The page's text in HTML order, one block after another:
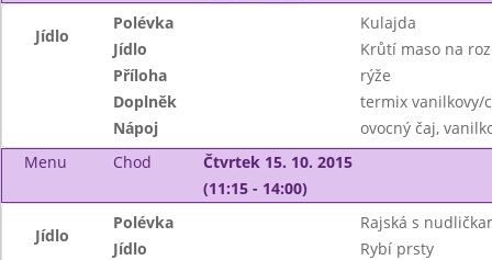
Jídlo
Polévka
Kulajda
Jídlo
Krůtí maso na
Příloha
rýže
Doplněk
termix vanilkovy/
Nápoj
ovocný čaj,
Menu
Chod
Čtvrtek 15. 10. 2015
(11:15 - 14:00)
Jídlo
Polévka
Rajská s
Jídlo
Rybí prsty